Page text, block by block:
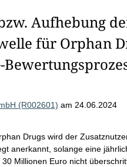
Aufhebung
für Orphan
(R002601) am 24.06.2024
Drugs wird der
anerkannt, solange eine
Millionen Euro nicht